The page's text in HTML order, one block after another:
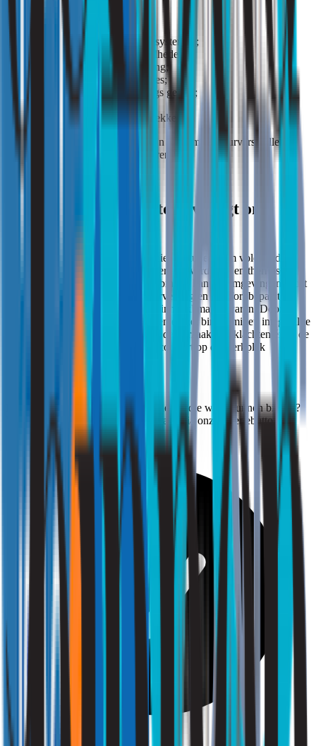
Voorbeelden hiervan zijn:
optimaliseren van ventilatiesystemen;
aanpassen van luchthoeveelheden;
verbeteren van luchtverdeling;
aanpassen van roosterposities;
beperken van koudeval langs gevels;
verbeteren van isolatie;
herpositioneren van werkplekken.
Daarnaast kan het noodzakelijk zijn om temperatuurverschillen
tussen ruimten beter in balans te brengen.
Een comfortabel kantoor vraagt om
Een gezond binnenklimaat draait niet uitsluitend om voldoende
ventilatie. Ook luchtstromen, temperatuurverdeling en thermisch
comfort spelen een belangrijke rol binnen kantooromgevingen. Juist
de balans tussen ventilatie, luchtverversing en comfort bepaalt
uiteindelijk hoe medewerkers het binnenklimaat ervaren. Door
tochtklachten serieus te onderzoeken en het binnenmilieu integraal te
beoordelen ontstaat beter inzicht in de oorzaak van klachten én in de
maatregelen die nodig zijn om het comfort op de werkplek
Bent u benieuwd naar de mogelijkheden die wij u kunnen bieden?
Vraag dan een vrijblijvende offerte aan via onze offertebutton.